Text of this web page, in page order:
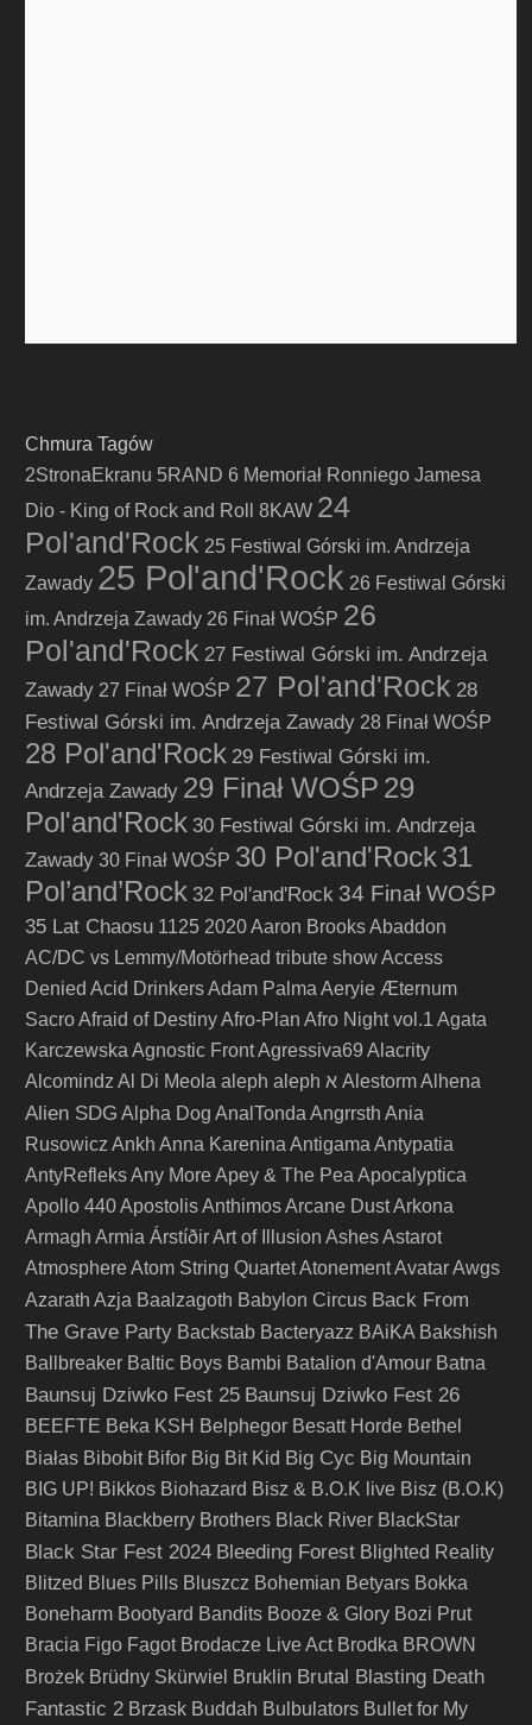
Chmura Tagów
2StronaEkranu 5RAND 6 Memoriał Ronniego Jamesa
Dio - King of Rock and Roll
8KAW 24
Pol'and'Rock 25 Festiwal Górski im. Andrzeja
Zawady 25 Pol'and'Rock 26 Festiwal Górski
im. Andrzeja Zawady 26 Finał WOŚP 26
Pol'and'Rock 27 Festiwal Górski im. Andrzeja
Zawady 27 Finał WOŚP 27 Pol'and'Rock 28
Festiwal Górski im. Andrzeja Zawady 28 Finał WOŚP
28 Pol'and'Rock 29 Festiwal Górski im.
Andrzeja Zawady 29 Finał WOŚP 29
Pol'and'Rock 30 Festiwal Górski im. Andrzeja
Zawady 30 Finał WOŚP 30 Pol'and'Rock31
Pol’and’Rock 32 Pol'and'Rock 34 Finał WOŚP
35 Lat Chaosu 1125 2020Aaron BrooksAbaddon
AC/DC vs Lemmy/Motörhead tribute showAccess
Denied Acid DrinkersAdam Palma Aeryie Æternum
SacroAfraid of DestinyAfro-Plan Afro Night vol.1 Agata
Karczewska Agnostic FrontAgressiva69 Alacrity
Alcomindz Al Di Meola aleph aleph א AlestormAlhena
Alien SDG Alpha Dog AnalTonda Angrrsth Ania
Rusowicz Ankh Anna Karenina Antigama Antypatia
AntyRefleksAny MoreApey & The Pea Apocalyptica
Apollo 440Apostolis AnthimosArcane DustArkona
Armagh Armia ÁrstíðirArt of Illusion AshesAstarot
AtmosphereAtom String QuartetAtonementAvatarAwgs
Azarath Azja Baalzagoth Babylon Circus Back From
The Grave Party Backstab Bacteryazz BAiKA Bakshish
Ballbreaker Baltic Boys Bambi Batalion d'Amour Batna
Baunsuj Dziwko Fest 25 Baunsuj Dziwko Fest 26
BEEFTE Beka KSH Belphegor Besatt Horde Bethel
Białas Bibobit Bifor Big Bit Kid Big Cyc Big Mountain
BIG UP! Bikkos Biohazard Bisz & B.O.K live Bisz (B.O.K)
Bitamina Blackberry Brothers Black River BlackStar
Black Star Fest 2024 Bleeding Forest Blighted Reality
Blitzed Blues Pills Bluszcz Bohemian Betyars Bokka
Boneharm Bootyard Bandits Booze & Glory Bozi Prut
Bracia Figo Fagot Brodacze Live Act Brodka BROWN
Brożek Brüdny Skürwiel Bruklin Brutal Blasting Death
Fantastic 2 Brzask Buddah Bulbulators Bullet for My